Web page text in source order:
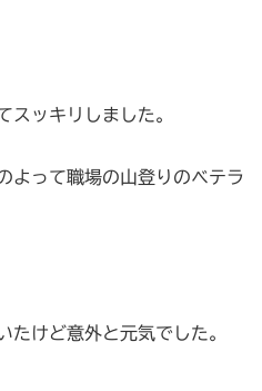
スッキリしました。
よって職場の山登りのベテラ
たけど意外と元気でした。